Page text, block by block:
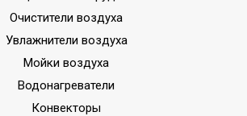
Очистители воздуха
Увлажнители воздуха
Мойки воздуха
Водонагреватели
Конвекторы